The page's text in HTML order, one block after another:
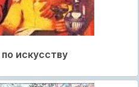
искусству